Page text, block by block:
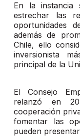
En la instancia
estrechar las
oportunidades
además de
Chile, ello
inversionista
principal de la
El Consejo
relanzó en
cooperación
fomentar las
pueden